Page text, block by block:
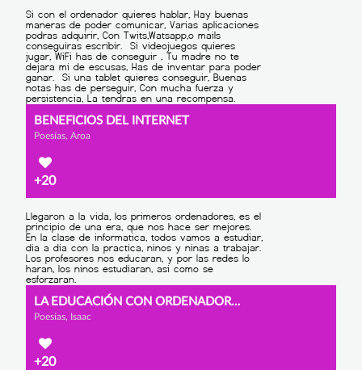
BENEFICIOS DEL INTERNET
Poesías, Aroa
+20
LA EDUCACIÓN CON ORDENADORES
Poesías, Isaac
+20